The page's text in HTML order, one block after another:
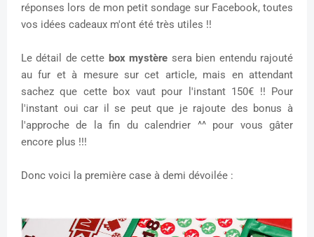
réponses lors de mon petit sondage sur Facebook, toutes
vos idées cadeaux m'ont été très utiles !!
Le détail de cette box mystère sera bien entendu rajouté
au fur et à mesure sur cet article, mais en attendant
sachez que cette box vaut pour l'instant 150€ !! Pour
l'instant oui car il se peut que je rajoute des bonus à
l'approche de la fin du calendrier ^^ pour vous gâter
encore plus !!!
Donc voici la première case à demi dévoilée :